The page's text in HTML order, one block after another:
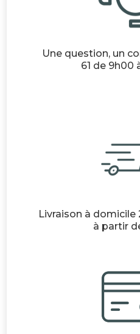
Une question, un
61 de 9h00
Livraison à
à partir